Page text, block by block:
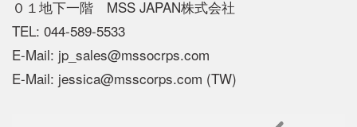
０１地下一階 MSS JAPAN株式会社
TEL: 044-589-5533
E-Mail: jp_sales@mssocrps.com
E-Mail: jessica@msscorps.com (TW)